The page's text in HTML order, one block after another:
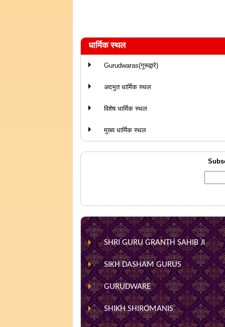
धार्मिक स्थल
Gurudwaras(गुरूद्वारे)
अदभुत धार्मिक स्थल
विशेष धार्मिक स्थल
मुख्य धार्मिक स्थल
SHRI GURU GRANTH SAHIB JI
SIKH DASHAM GURUS
GURUDWARE
SHIKH SHIROMANIS